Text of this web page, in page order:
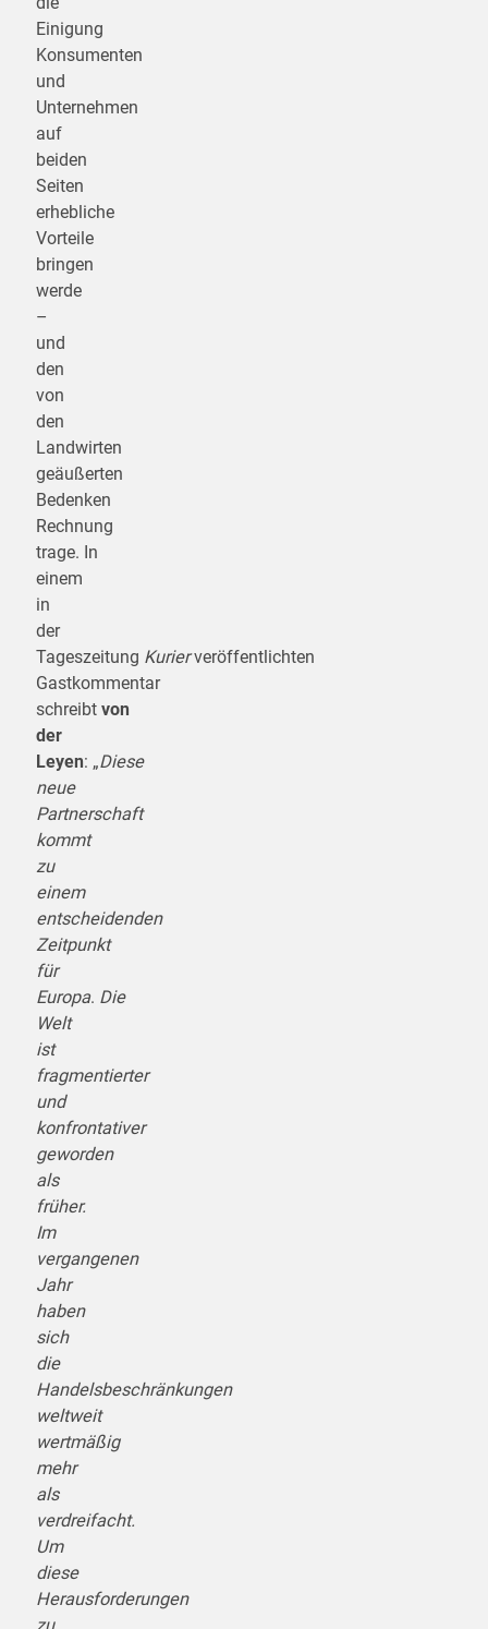
Einigung
Konsumenten
und
Unternehmen
auf
beiden
Seiten
erhebliche
Vorteile
bringen
werde
–
und
den
von
den
Landwirten
geäußerten
Bedenken
Rechnung
trage. In
einem
in
der
Tageszeitung Kurierveröffentlichten
Gastkommentar
schreibtvon
der
Leyen: „Diese
neue
Partnerschaft
kommt
zu
einem
entscheidenden
Zeitpunkt
für
Europa. Die
Welt
ist
fragmentierter
und
konfrontativer
geworden
als
früher.
Im
vergangenen
Jahr
haben
sich
die
Handelsbeschränkungen
weltweit
wertmäßig
mehr
als
verdreifacht.
Um
diese
Herausforderungen